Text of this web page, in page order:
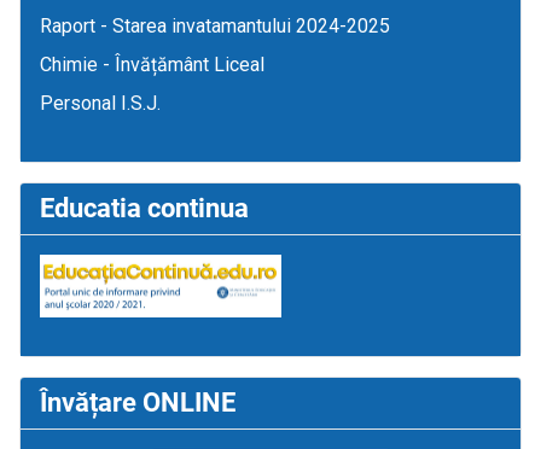
Raport - Starea invatamantului 2024-2025
Chimie - Învățământ Liceal
Personal I.S.J.
Educatia continua
Învățare ONLINE